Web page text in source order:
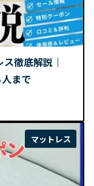
徹底解説｜
まで
マットレス